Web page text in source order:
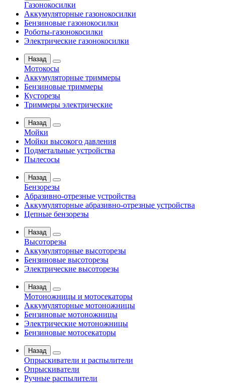
Газонокосилки
Аккумуляторные газонокосилки
Бензиновые газонокосилки
Роботы-газонокосилки
Электрические газонокосилки
Назад
Мотокосы
Аккумуляторные триммеры
Бензиновые триммеры
Кусторезы
Триммеры электрические
Назад
Мойки
Мойки высокого давления
Подметальные устройства
Пылесосы
Назад
Бензорезы
Абразивно-отрезные устройства
Аккумуляторные абразивно-отрезные устройства
Цепные бензорезы
Назад
Высоторезы
Аккумуляторные высоторезы
Бензиновые высоторезы
Электрические высоторезы
Назад
Мотоножницы и мотосекаторы
Аккумуляторные мотоножницы
Бензиновые мотоножницы
Электрические мотоножницы
Бензиновые мотосекаторы
Назад
Опрыскиватели и распылители
Опрыскиватели
Ручные распылители